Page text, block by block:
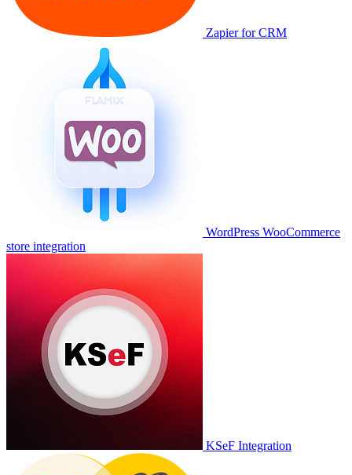
Zapier for CRM
WordPress WooCommerce
store integration
KSeF Integration